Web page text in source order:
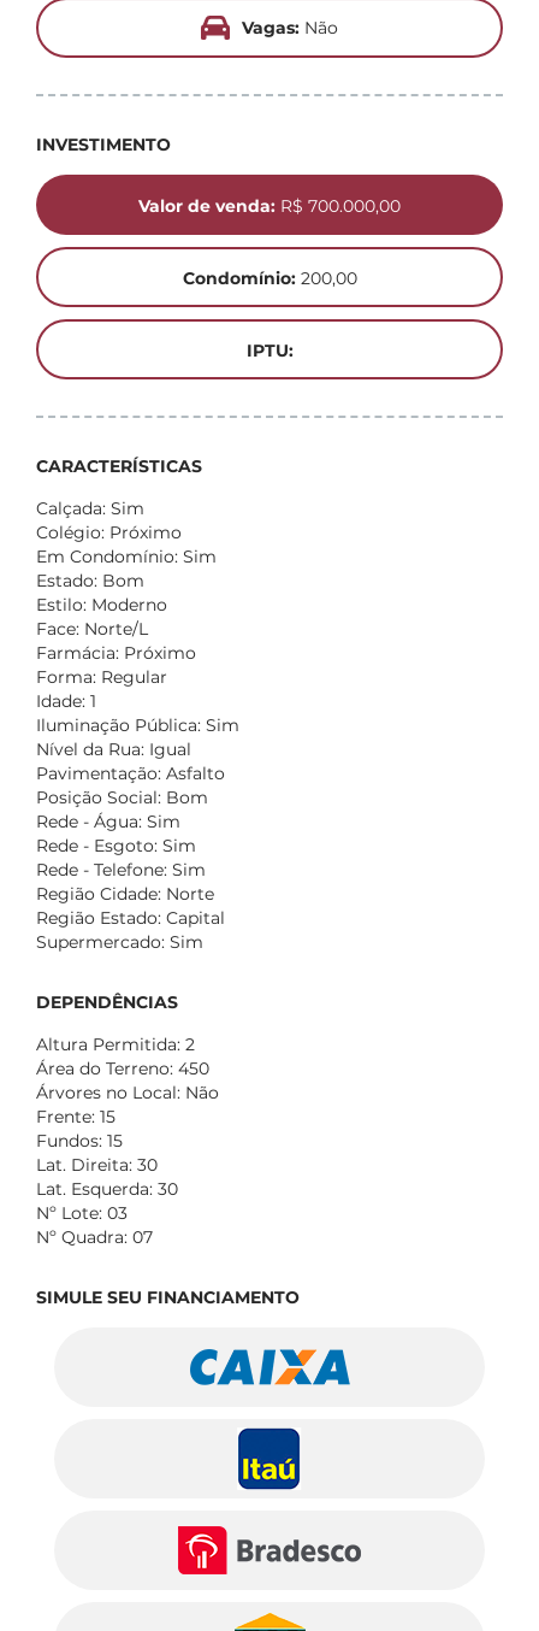
Vagas:Não
INVESTIMENTO
Valor de venda: R$ 700.000,00
Condomínio:200,00
IPTU:
CARACTERÍSTICAS
Calçada: Sim
Colégio: Próximo
Em Condomínio: Sim
Estado: Bom
Estilo: Moderno
Face: Norte/L
Farmácia: Próximo
Forma: Regular
Idade: 1
Iluminação Pública: Sim
Nível da Rua: Igual
Pavimentação: Asfalto
Posição Social: Bom
Rede - Água: Sim
Rede - Esgoto: Sim
Rede - Telefone: Sim
Região Cidade: Norte
Região Estado: Capital
Supermercado: Sim
DEPENDÊNCIAS
Altura Permitida: 2
Área do Terreno: 450
Árvores no Local: Não
Frente: 15
Fundos: 15
Lat. Direita: 30
Lat. Esquerda: 30
Nº Lote: 03
Nº Quadra: 07
SIMULE SEU FINANCIAMENTO